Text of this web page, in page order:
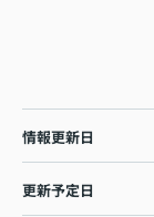
情報更新日
更新予定日